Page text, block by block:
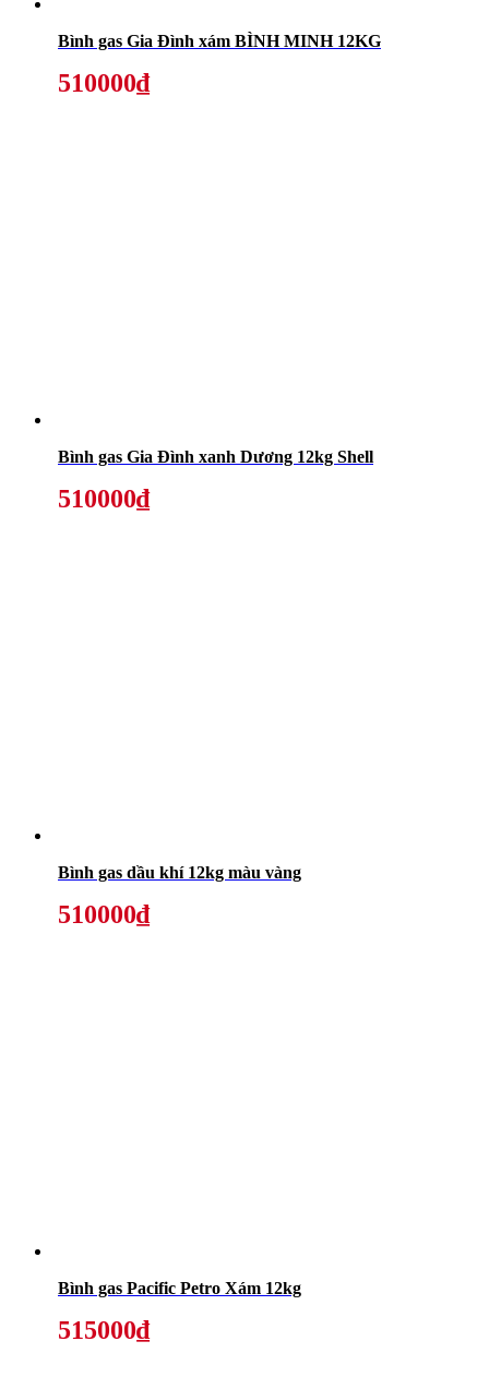
Bình gas Gia Đình xám BÌNH MINH 12KG
510000₫
Bình gas Gia Đình xanh Dương 12kg Shell
510000₫
Bình gas dầu khí 12kg màu vàng
510000₫
Bình gas Pacific Petro Xám 12kg
515000₫